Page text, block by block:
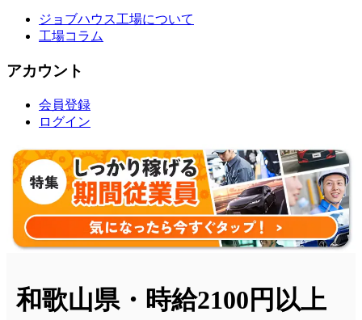
ジョブハウス工場について
工場コラム
アカウント
会員登録
ログイン
和歌山県・時給2100円以上